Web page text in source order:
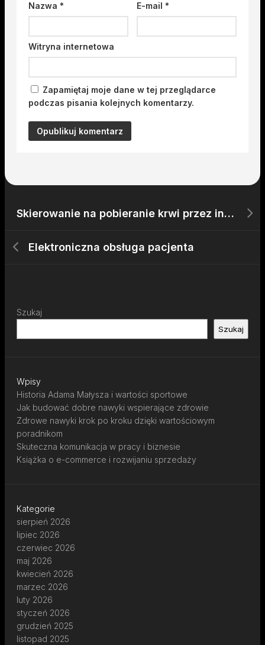
Nazwa * E-mail*
Witryna internetowa
Zapamiętaj moje dane w tej przeglądarce
podczas pisania kolejnych komentarzy.
Skierowanie na pobieranie krwi przez internet
Elektroniczna obsługa pacjenta
Szukaj
Szukaj
Wpisy
Historia Adama Małysza i wartości sportowe
Jak budować dobre nawyki wspierające zdrowie
Zdrowe nawyki krok po kroku dzięki wartościowym
poradnikom
Skuteczna komunikacja w pracy i biznesie
Książka o e-commerce i rozwijaniu sprzedaży
Kategorie
sierpień 2026
lipiec 2026
czerwiec 2026
maj 2026
kwiecień 2026
marzec 2026
luty 2026
styczeń 2026
grudzień 2025
listopad 2025